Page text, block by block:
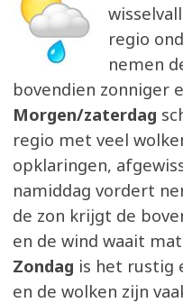
regio
nemen
bovendien zonniger
Morgen/zaterdag
regio met veel
opklaringen,
namiddag vordert
de zon krijgt de
en de wind waait
Zondag is het rustig
en de wolken zijn